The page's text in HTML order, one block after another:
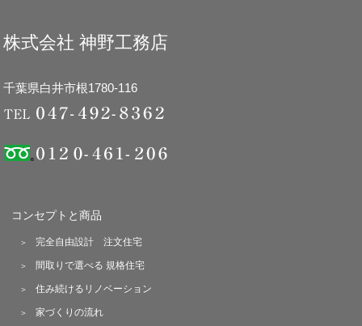
株式会社 神野工務店
千葉県白井市根1780-116
コンセプトと商品
完全自由設計 注文住宅
間取りで選べる 規格住宅
住み続けるリノベーション
家づくりの流れ